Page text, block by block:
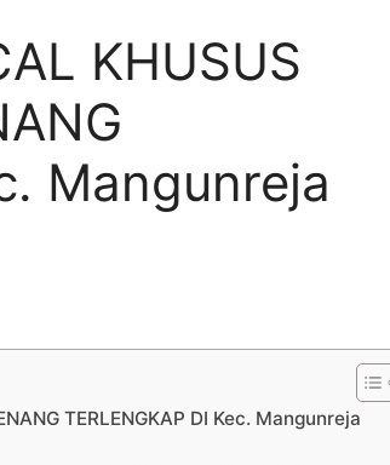
KHUSUS
Mangunreja
TERLENGKAP DI Kec. Mangunreja